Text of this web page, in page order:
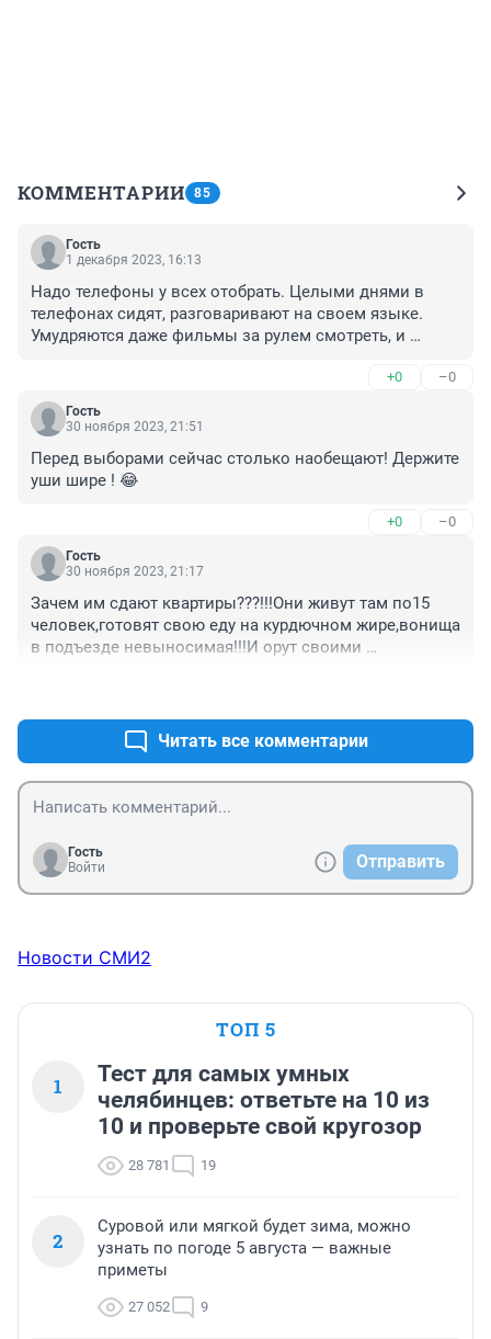
КОММЕНТАРИИ 85
Гость
1 декабря 2023, 16:13
Надо телефоны у всех отобрать. Целыми днями в
телефонах сидят, разговаривают на своем языке.
Умудряются даже фильмы за рулем смотреть, и
+0 –0
Гость
30 ноября 2023, 21:51
Перед выборами сейчас столько наобещают! Держите
уши шире ! 😂
+0 –0
Гость
30 ноября 2023, 21:17
Зачем им сдают квартиры???!!!Они живут там по15
человек,готовят свою еду на курдючном жире,вонища
в подъезде невыносимая!!!И орут своими
Читать все комментарии
Гость
Войти
Отправить
Новости СМИ2
ТОП 5
1
Тест для самых умных
челябинцев: ответьте на 10 из
10 и проверьте свой кругозор
28 781 19
2
Суровой или мягкой будет зима, можно
узнать по погоде 5 августа — важные
приметы
27 052 9